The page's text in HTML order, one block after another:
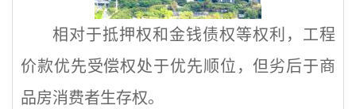
相对于抵押权和金钱债权等权利，工程
价款优先受偿权处于优先顺位，但劣后于商
品房消费者生存权。